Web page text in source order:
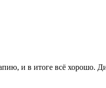
и в итоге всё хорошо.